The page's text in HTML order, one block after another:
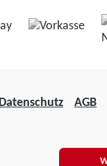
Datenschutz AGB